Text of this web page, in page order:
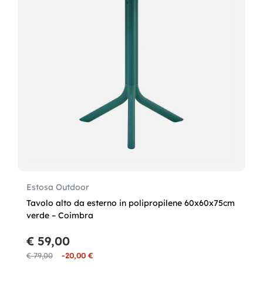
Estosa Outdoor
Tavolo alto da esterno in polipropilene 60x60x75cm
verde – Coimbra
€ 79,00 -20,00 €
€ 59,00